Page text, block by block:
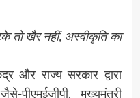
तो खैर नहीं, अस्वीकृति का
और राज्य सरकार द्वारा
पीएमईजीपी, मुख्यमंत्री